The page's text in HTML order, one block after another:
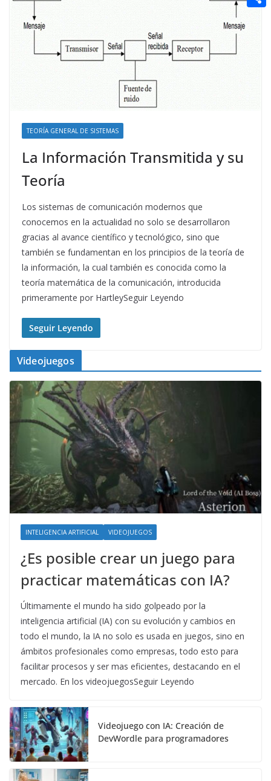
TEORÍA GENERAL DE SISTEMAS
La Información Transmitida y su
Teoría
Los sistemas de comunicación modernos que
conocemos en la actualidad no solo se desarrollaron
gracias al avance científico y tecnológico, sino que
también se fundamentan en los principios de la teoría de
la información, la cual también es conocida como la
teoría matemática de la comunicación, introducida
primeramente por HartleySeguir Leyendo
Seguir Leyendo
Videojuegos
INTELIGENCIA ARTIFICIAL VIDEOJUEGOS
¿Es posible crear un juego para
practicar matemáticas con IA?
Últimamente el mundo ha sido golpeado por la
inteligencia artificial (IA) con su evolución y cambios en
todo el mundo, la IA no solo es usada en juegos, sino en
ámbitos profesionales como empresas, todo esto para
facilitar procesos y ser mas eficientes, destacando en el
mercado. En los videojuegosSeguir Leyendo
Videojuego con IA: Creación de
DevWordle para programadores
n
a